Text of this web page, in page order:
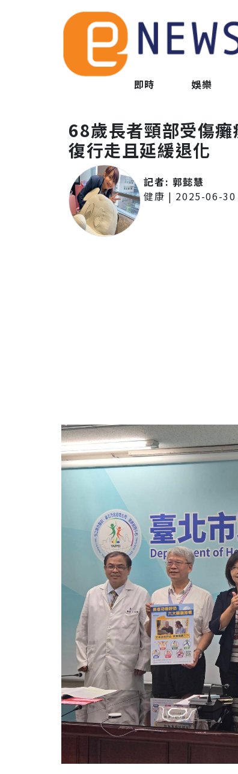
即時 娛樂
68歲長者頸部受傷
復行走且延緩退化
記者: 郭懿慧
健康 | 2025-06-30